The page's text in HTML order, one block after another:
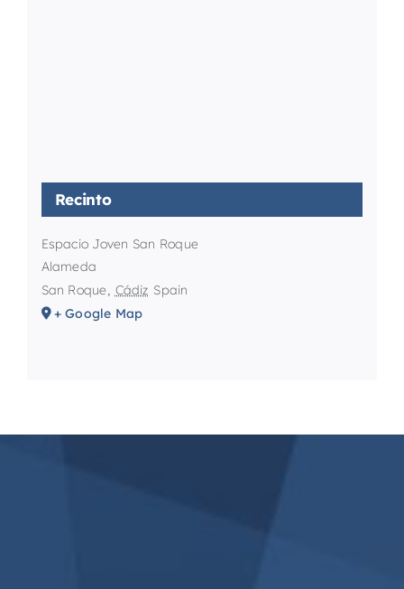
Recinto
Espacio Joven San Roque
Alameda
San Roque, Cádiz Spain
+ Google Map